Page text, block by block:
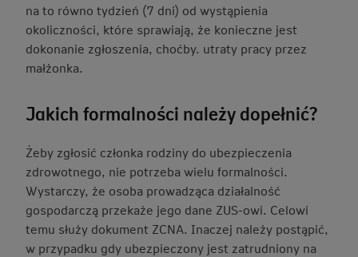
na to równo tydzień (7 dni) od wystąpienia
okoliczności, które sprawiają, że konieczne jest
dokonanie zgłoszenia, choćby. utraty pracy przez
małżonka.
Jakich formalności należy dopełnić?
Żeby zgłosić członka rodziny do ubezpieczenia
zdrowotnego, nie potrzeba wielu formalności.
Wystarczy, że osoba prowadząca działalność
gospodarczą przekaże jego dane ZUS-owi. Celowi
temu służy dokument ZCNA. Inaczej należy postąpić,
w przypadku gdy ubezpieczony jest zatrudniony na